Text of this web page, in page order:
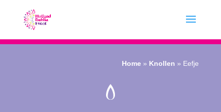
Home » Knollen » Eefje